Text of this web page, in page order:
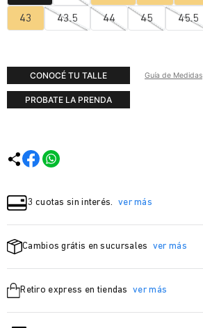
43 43.5 44 45 45.5
CONOCÉ TU TALLE Guía de Medidas
PROBATE LA PRENDA
3 cuotas sin interés. ver más
Cambios grátis en sucursales ver más
Retiro express en tiendas ver más